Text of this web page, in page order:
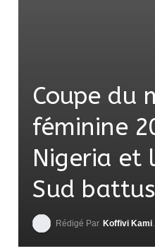
Coupe du
féminine
Nigeria et
Sud
Rédigé Par Koffivi Kami AGBETOU